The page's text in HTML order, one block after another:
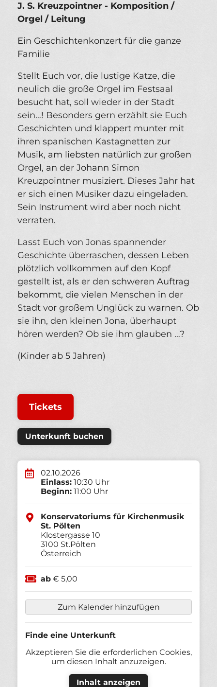
J. S. Kreuzpointner - Komposition /
Orgel / Leitung
Ein Geschichtenkonzert für die ganze
Familie
Stellt Euch vor, die lustige Katze, die
neulich die große Orgel im Festsaal
besucht hat, soll wieder in der Stadt
sein…! Besonders gern erzählt sie Euch
Geschichten und klappert munter mit
ihren spanischen Kastagnetten zur
Musik, am liebsten natürlich zur großen
Orgel, an der Johann Simon
Kreuzpointner musiziert. Dieses Jahr hat
er sich einen Musiker dazu eingeladen.
Sein Instrument wird aber noch nicht
verraten.
Lasst Euch von Jonas spannender
Geschichte überraschen, dessen Leben
plötzlich vollkommen auf den Kopf
gestellt ist, als er den schweren Auftrag
bekommt, die vielen Menschen in der
Stadt vor großem Unglück zu warnen. Ob
sie ihn, den kleinen Jona, überhaupt
hören werden? Ob sie ihm glauben …?
(Kinder ab 5 Jahren)
Tickets
Unterkunft buchen
02.10.2026
Einlass: 10:30 Uhr
Beginn: 11:00 Uhr
Konservatoriums für Kirchenmusik
St. Pölten
Klostergasse 10
3100 St.Pölten
Österreich
ab € 5,00
Zum Kalender hinzufügen
Finde eine Unterkunft
Akzeptieren Sie die erforderlichen Cookies,
um diesen Inhalt anzuzeigen.
Inhalt anzeigen